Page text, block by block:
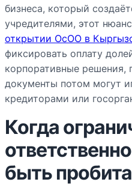
бизнеса, который
учредителями, этот
открытии ОсОО в
фиксировать оплату
корпоративные решения,
документы потом могут
кредиторами или
Когда
быть пробита